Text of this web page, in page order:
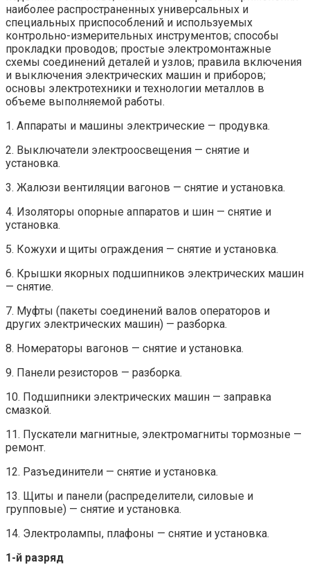
наиболее распространенных универсальных и
специальных приспособлений и используемых
контрольно-измерительных инструментов; способы
прокладки проводов; простые электромонтажные
схемы соединений деталей и узлов; правила включения
и выключения электрических машин и приборов;
основы электротехники и технологии металлов в
объеме выполняемой работы.
1. Аппараты и машины электрические — продувка.
2. Выключатели электроосвещения — снятие и
установка.
3. Жалюзи вентиляции вагонов — снятие и установка.
4. Изоляторы опорные аппаратов и шин — снятие и
установка.
5. Кожухи и щиты ограждения — снятие и установка.
6. Крышки якорных подшипников электрических машин
— снятие.
7. Муфты (пакеты соединений валов операторов и
других электрических машин) — разборка.
8. Номераторы вагонов — снятие и установка.
9. Панели резисторов — разборка.
10. Подшипники электрических машин — заправка
смазкой.
11. Пускатели магнитные, электромагниты тормозные —
ремонт.
12. Разъединители — снятие и установка.
13. Щиты и панели (распределители, силовые и
групповые) — снятие и установка.
14. Электролампы, плафоны — снятие и установка.
1-й разряд